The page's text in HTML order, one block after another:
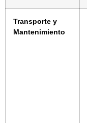
Transporte y
Mantenimiento